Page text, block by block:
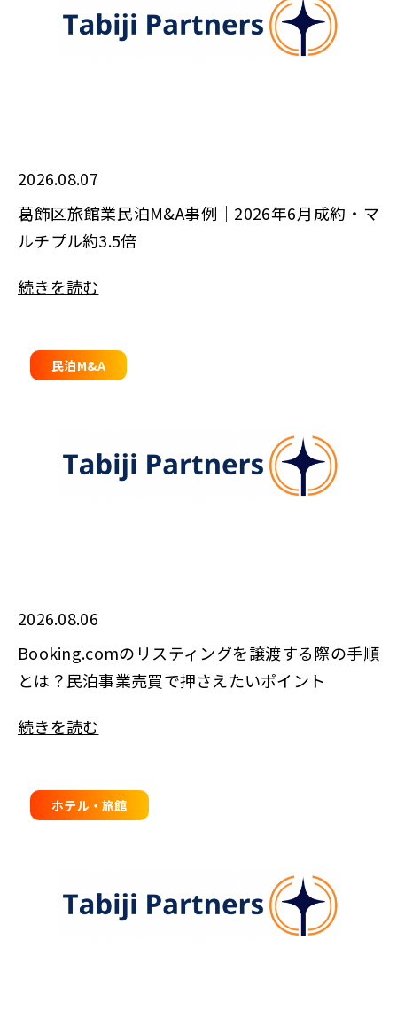
2026.08.07
葛飾区旅館業民泊M&A事例｜2026年6月成約・マ
ルチプル約3.5倍
続きを読む
民泊M&A
2026.08.06
Booking.comのリスティングを譲渡する際の手順
とは？民泊事業売買で押さえたいポイント
続きを読む
ホテル・旅館